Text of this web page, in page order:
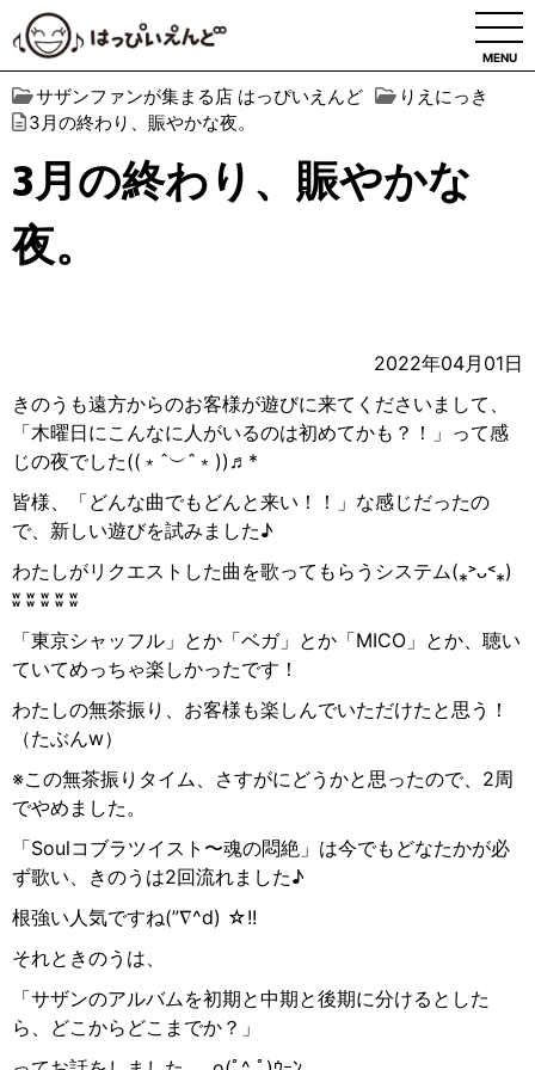
MENU
サザンファンが集まる店 はっぴいえんど
りえにっき
3月の終わり、賑やかな夜。
3月の終わり、賑やかな
夜。
2022年04月01日
きのうも遠方からのお客様が遊びに来てくださいまして、
「木曜日にこんなに人がいるのは初めてかも？！」って感
じの夜でした((﹡ˆ︶ˆ﹡))♬*
皆様、「どんな曲でもどんと来い！！」な感じだったの
で、新しい遊びを試みました♪
わたしがリクエストした曲を歌ってもらうシステム(⁎˃ᴗ˂⁎)
ʬ ʬ ʬ ʬ ʬ
「東京シャッフル」とか「ベガ」とか「MICO 」とか、聴い
ていてめっちゃ楽しかったです！
わたしの無茶振り、お客様も楽しんでいただけたと思う！
（たぶんw）
※この無茶振りタイム、さすがにどうかと思ったので、 2周
でやめました。
「Soulコブラツイスト〜魂の悶絶」は今でもどなたかが必
ず歌い、きのうは2回流れました♪
根強い人気ですね(”∇^d) ☆!!
それときのうは、
「サザンのアルバムを初期と中期と後期に分けるとした
ら、どこからどこまでか？」